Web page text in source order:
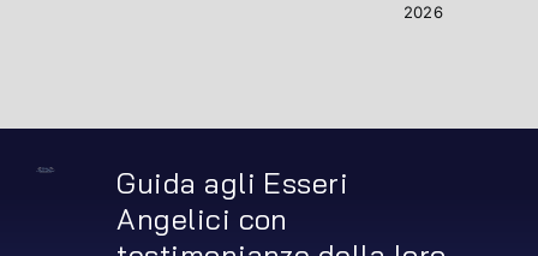
2026
Guida agli Esseri
Angelici con